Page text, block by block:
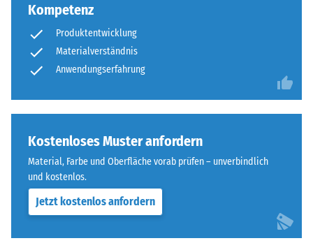
Kompetenz
Produktentwicklung
Materialverständnis
Anwendungserfahrung
Kostenloses Muster anfordern
Material, Farbe und Oberfläche vorab prüfen – unverbindlich
und kostenlos.
Jetzt kostenlos anfordern